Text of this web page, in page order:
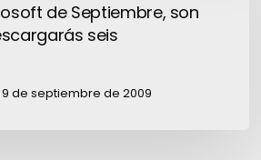
de Septiembre, son
seis
de septiembre de 2009